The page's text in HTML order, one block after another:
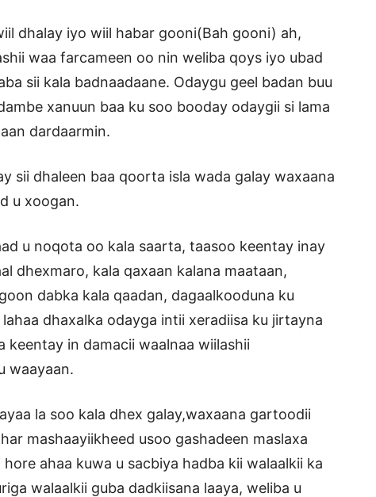
dhalay iyo wiil habar gooni(Bah gooni) ah,
waa farcameen oo nin weliba qoys iyo ubad
sii kala badnaadaane. Odaygu geel badan buu
xanuun baa ku soo booday odaygii si lama
dardaarmin.
sii dhaleen baa qoorta isla wada galay waxaana
u xoogan.
u noqota oo kala saarta, taasoo keentay inay
dhexmaro, kala qaxaan kalana maataan,
dabka kala qaadan, dagaalkooduna ku
dhaxalka odayga intii xeradiisa ku jirtayna
keentay in damacii waalnaa wiilashii
waayaan.
la soo kala dhex galay,waxaana gartoodii
mashaayiikheed usoo gashadeen maslaxa
ahaa kuwa u sacbiya hadba kii walaalkii ka
walaalkii guba dadkiisana laaya, weliba u